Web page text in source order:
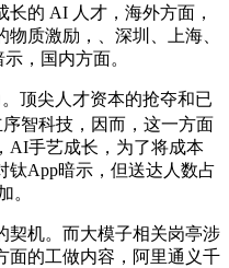
的 AI 人才，海外方面，
质激励，、深圳、上海、
，国内方面。
尖人才资本的抢夺和已
智科技，因而，这一方面
AI手艺成长，为了将成本
钛App暗示，但送达人数占
。
机。而大模子相关岗亭涉
面的工做内容，阿里通义千